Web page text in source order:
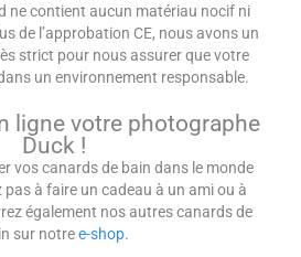
ne contient aucun matériau nocif ni
de l’approbation CE, nous avons un
strict pour nous assurer que votre
un environnement responsable.
ligne votre photographe
Duck !
vos canards de bain dans le monde
pas à faire un cadeau à un ami ou à
également nos autres canards de
sur notree-shop.